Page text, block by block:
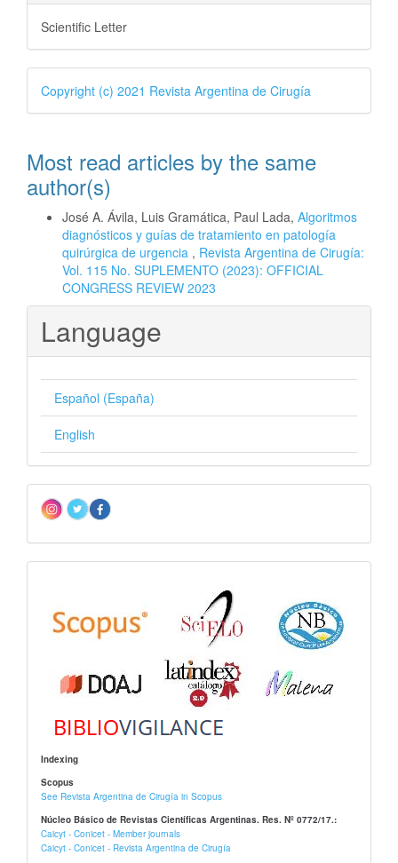
Scientific Letter
Copyright (c) 2021 Revista Argentina de Cirugía
Most read articles by the same
author(s)
José A. Ávila, Luis Gramática, Paul Lada, Algoritmos
diagnósticos y guías de tratamiento en patología
quirúrgica de urgencia , Revista Argentina de Cirugía:
Vol. 115 No. SUPLEMENTO (2023): OFFICIAL
CONGRESS REVIEW 2023
Language
Español (España)
English
Redes
sociales
Indexing
Scopus
See Revista Argentina de Cirugía in Scopus
Núcleo Básico de Revistas Científicas Argentinas. Res. Nº 0772/17.:
Caicyt - Conicet - Member journals
Caicyt - Conicet - Revista Argentina de Cirugía